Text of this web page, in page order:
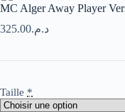
MC Alger Away Player
د.م.325.00
Taille *